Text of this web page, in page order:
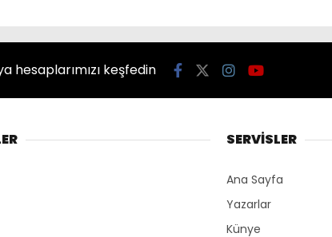
hesaplarımızı keşfedin
SERVİSLER
Ana Sayfa
Yazarlar
Künye